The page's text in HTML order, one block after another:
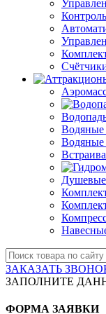
Водяные
Душевые
ЗАКАЗАТЬ
ЗАПОЛНИТЕ
ФОРМА ЗАЯВКИ